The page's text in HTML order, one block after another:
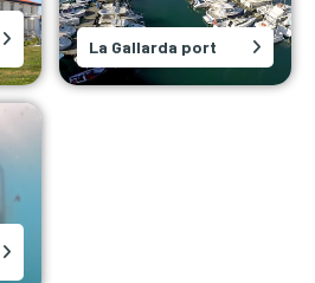
La Gallarda port